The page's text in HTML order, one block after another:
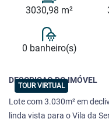
TOUR VIRTUAL
3030,98 m²
0 banheiro(s)
DESCRICAO DO IMÓVEL
Lote com 3.030m² em
linda vista para o Vila da